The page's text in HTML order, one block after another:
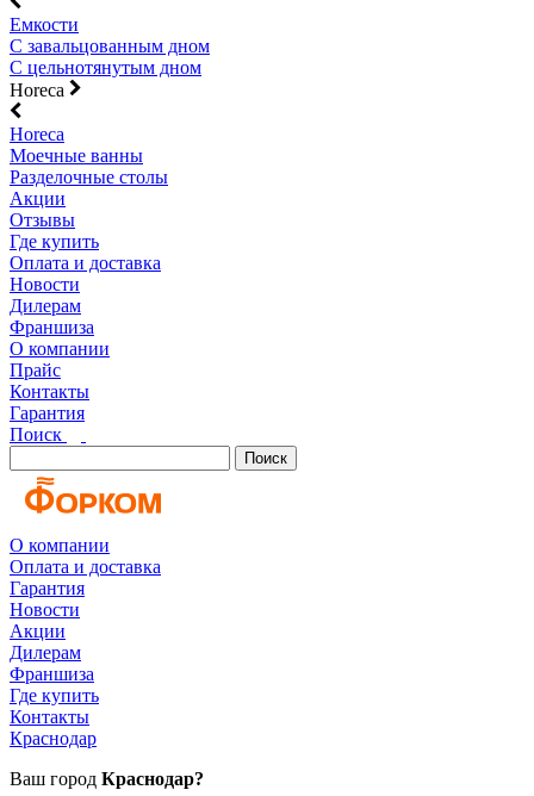
Емкости
С завальцованным дном
С цельнотянутым дном
Horeca
Horeca
Моечные ванны
Разделочные столы
Акции
Отзывы
Где купить
Оплата и доставка
Новости
Дилерам
Франшиза
О компании
Прайс
Контакты
Гарантия
Поиск
Поиск
О компании
Оплата и доставка
Гарантия
Новости
Акции
Дилерам
Франшиза
Где купить
Контакты
Краснодар
Ваш город Краснодар?